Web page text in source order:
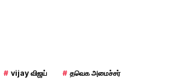
# vijay விஜய் # தவெக அமைச்சர்